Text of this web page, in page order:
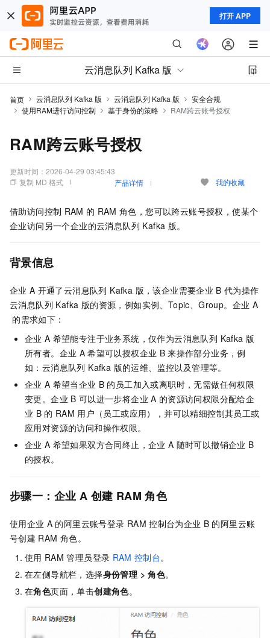
打开 APP
云消息队列 Kafka 版
首页 云消息队列 Kafka 版 云消息队列 Kafka 版
安全合规
使用RAM进行访问控制
基于身份的策略 RAM跨云账号授权
RAM跨云账号授权
更新时间： 2026-04-29 03:45:43
复制 MD 格式
产品详情 我的收藏
借助访问控制 RAM 的 RAM 角色，您可以跨云账号授权，使某个
企业访问另一个企业的云消息队列 Kafka 版。
背景信息
企业 A 开通了云消息队列 Kafka 版 ，该企业需要企业 B 代为操作
云消息队列 Kafka 版的资源，例如实例、Topic、Group。企业 A
的需求如下：
企业 A 希望能专注于业务系统，仅作为云消息队列 Kafka 版
所有者。企业 A 希望可以授权企业 B 来操作部分业务，例
如： 云消息队列 Kafka 版的运维、监控以及管理等。
企业 A 希望当企业 B 的员工加入或离职时，无需做任何权限
变更。企业 B 可以进一步将企业 A 的资源访问权限分配给企
业 B 的 RAM 用户（员工或应用），并可以精细控制其员工或
应用对资源的访问和操作权限。
企业 A 希望如果双方合同终止，企业 A 随时可以撤销企业 B
的授权。
步骤一：企业 A 创建 RAM 角色
使用企业 A 的阿里云账号登录 RAM 控制台为企业 B 的阿里云账
号创建 RAM 角色。
使用 RAM 管理员登录 RAM 控制台。
在左侧导航栏，选择身份管理 >角色。
在角色页面，单击创建角色。